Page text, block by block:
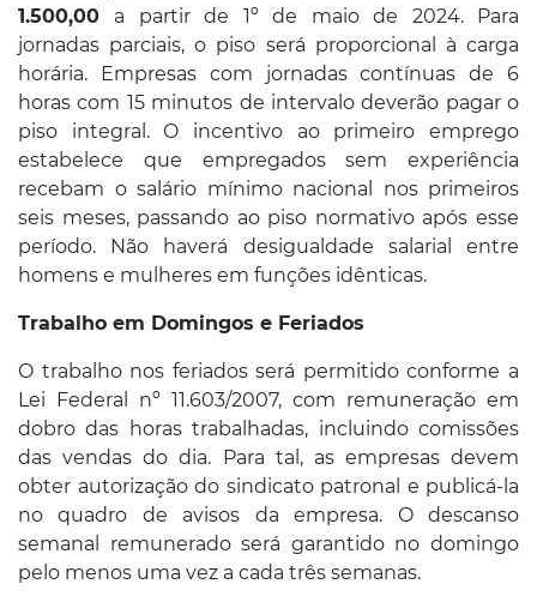
1.500,00 a partir de 1º de maio de 2024. Para
jornadas parciais, o piso será proporcional à carga
horária. Empresas com jornadas contínuas de 6
horas com 15 minutos de intervalo deverão pagar o
piso integral. O incentivo ao primeiro emprego
estabelece que empregados sem experiência
recebam o salário mínimo nacional nos primeiros
seis meses, passando ao piso normativo após esse
período. Não haverá desigualdade salarial entre
homens e mulheres em funções idênticas.
Trabalho em Domingos e Feriados
O trabalho nos feriados será permitido conforme a
Lei Federal nº 11.603/2007, com remuneração em
dobro das horas trabalhadas, incluindo comissões
das vendas do dia. Para tal, as empresas devem
obter autorização do sindicato patronal e publicá-la
no quadro de avisos da empresa. O descanso
semanal remunerado será garantido no domingo
pelo menos uma vez a cada três semanas.